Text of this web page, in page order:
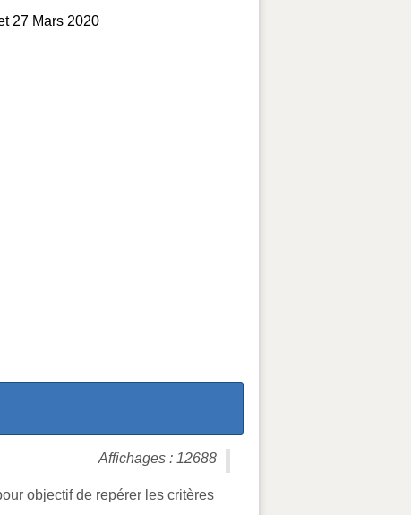
27 Mars 2020
Affichages : 12688
objectif de repérer les critères